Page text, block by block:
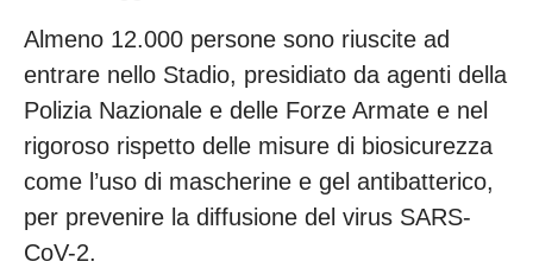
Almeno 12.000 persone sono riuscite ad
entrare nello Stadio, presidiato da agenti della
Polizia Nazionale e delle Forze Armate e nel
rigoroso rispetto delle misure di biosicurezza
come l’uso di mascherine e gel antibatterico,
per prevenire la diffusione del virus SARS-
CoV-2.